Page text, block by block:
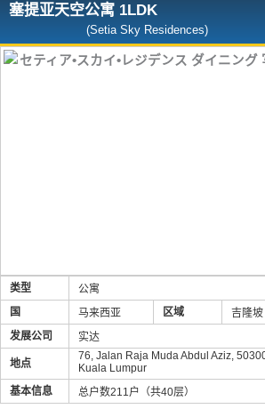
塞提亚天空公寓 1LDK
(Setia Sky Residences)
类型
公寓
国
马来西亚 区域
吉隆坡
发展公司
实达
地点
76, Jalan Raja Muda Abdul Aziz,
Kuala Lumpur
基本信息
总户数211户（共40层）